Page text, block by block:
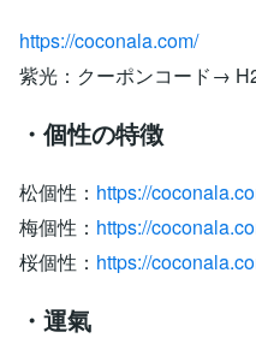
https://coconala.com/
紫光：クーポンコード→
・個性の特徴
松個性： https://
梅個性： https://
桜個性： https://
・運氣